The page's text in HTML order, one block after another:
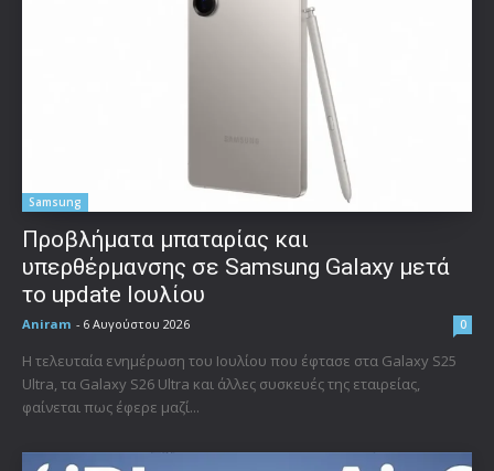
Samsung
Προβλήματα μπαταρίας και
υπερθέρμανσης σε Samsung Galaxy μετά
το update Ιουλίου
Aniram - 6 Αυγούστου 2026 0
Η τελευταία ενημέρωση του Ιουλίου που έφτασε στα Galaxy S25
Ultra, τα Galaxy S26 Ultra και άλλες συσκευές της εταιρείας,
φαίνεται πως έφερε μαζί...